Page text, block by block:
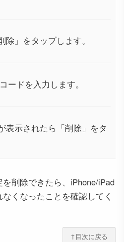
除」をタップします。
ードを入力します。
表示されたら「削除」をタ
削除できたら、iPhone/iPad
くなったことを確認してく
↑目次に戻る